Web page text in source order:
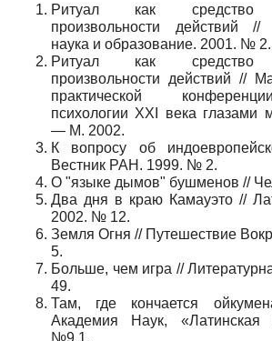
Ритуал как средство
произвольности действий //
наука и образование. 2001. № 2.
Ритуал как средство
произвольности действий //
практической
психологии XXI века глазами
— М. 2002.
К вопросу об
Вестник РАН. 1999. № 2.
О "языке дымов" бушменов //
Два дня в краю Камауэто //
2002. № 12.
Земля Огня // Путешествие
5.
Больше, чем игра //
49.
Там, где кончается
Академия Наук, «Латинская
№9.1.